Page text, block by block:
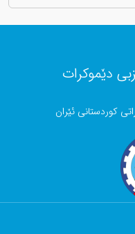
دێموکرات
کوردستانی ئێران